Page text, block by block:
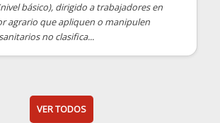
básico), dirigido a trabajadores en
agrario que apliquen o manipulen
no clasifica...
VER TODOS